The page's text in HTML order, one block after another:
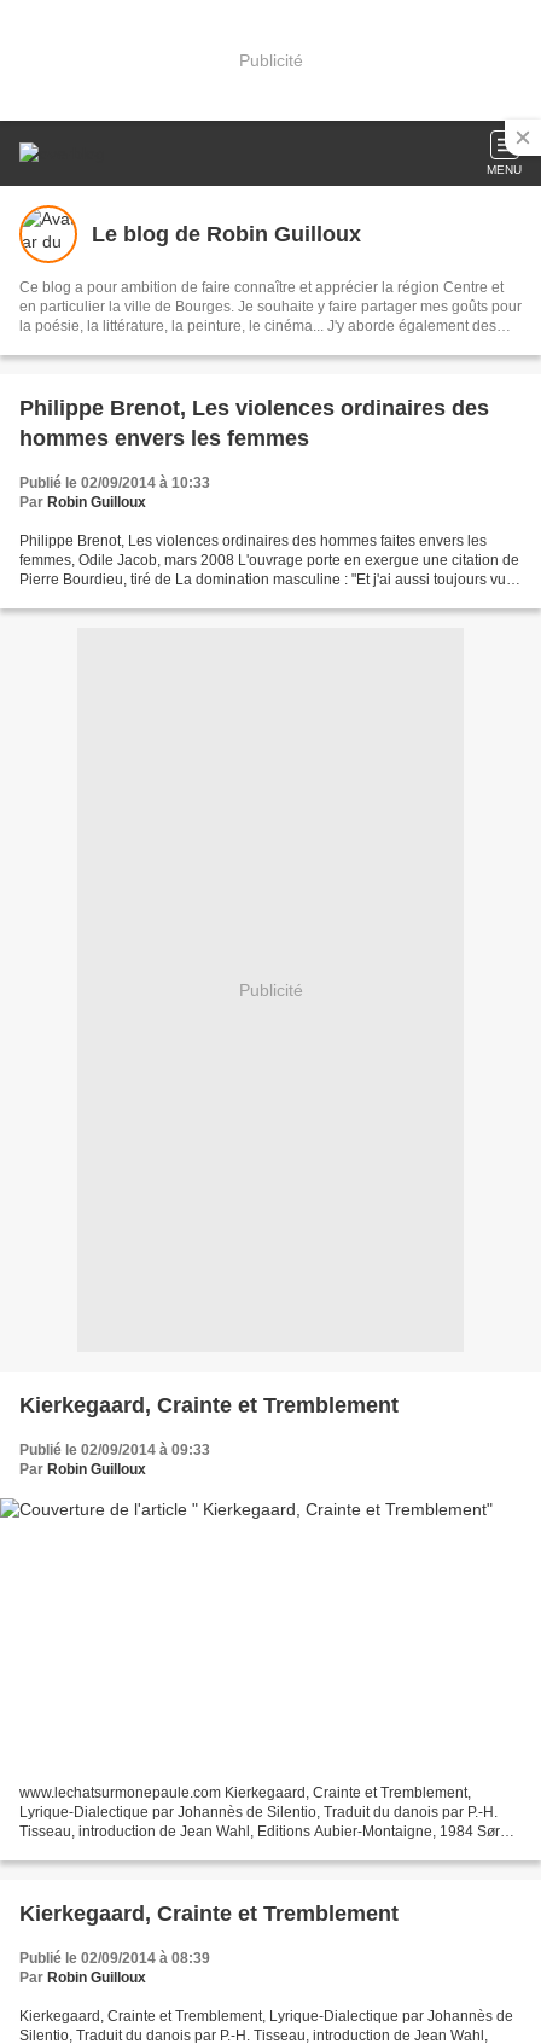
Publicité
MENU
Le blog de Robin Guilloux
Ce blog a pour ambition de faire connaître et apprécier la région Centre et
en particulier la ville de Bourges. Je souhaite y faire partager mes goûts pour
la poésie, la littérature, la peinture, le cinéma... J'y aborde également des
système scolaire (je suis enseignant), mais aussi la politique au sens large
Philippe Brenot, Les violences ordinaires des
hommes envers les femmes
Publié le 02/09/2014 à 10:33
Par Robin Guilloux
Philippe Brenot, Les violences ordinaires des hommes faites envers les
femmes, Odile Jacob, mars 2008 L'ouvrage porte en exergue une citation de
Pierre Bourdieu, tiré de La domination masculine : "Et j'ai aussi toujours vu
Publicité
Kierkegaard, Crainte et Tremblement
Publié le 02/09/2014 à 09:33
Par Robin Guilloux
www.lechatsurmonepaule.com Kierkegaard, Crainte et Tremblement,
Lyrique-Dialectique par Johannès de Silentio, Traduit du danois par P.-H.
Tisseau, introduction de Jean Wahl, Editions Aubier-Montaigne, 1984 Søren
Kierkegaard, Crainte et Tremblement
Publié le 02/09/2014 à 08:39
Par Robin Guilloux
Kierkegaard, Crainte et Tremblement, Lyrique-Dialectique par Johannès de
Silentio, Traduit du danois par P.-H. Tisseau, introduction de Jean Wahl,